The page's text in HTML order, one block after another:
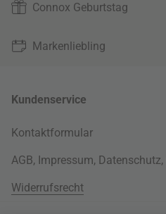
Connox Geburtstag
Markenliebling
Kundenservice
Kontaktformular
AGB, Impressum, Datenschutz,
Widerrufsrecht